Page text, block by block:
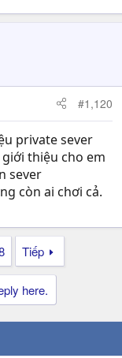
#1,120
private sever
thiệu cho em
sever
còn ai chơi cả.
Tiếp
here.